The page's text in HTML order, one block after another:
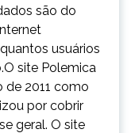
são do
usuários
site Polemica
de 2011 como
por cobrir
geral. O site